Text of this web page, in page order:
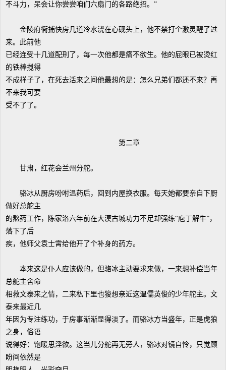
不斗力，呆会让你尝尝咱们六扇门的各路绝招。”
金陵府衙捕快房几道冷水浇在心砚头上，他不禁打个激灵醒了过
来。此前他
已经连受十几道配刑了，每一次他都是痛不欲生。他的屁眼已被烫红
的铁棒搅得
不成样子了，在死去活来之间他最想的是：怎么兄弟们都还不来？再
不来我可要
受不了了。
第二章
甘肃，红花会兰州分舵。
骆冰从厨房吩咐温药后，回到内屋换衣服。每天她都要亲自下厨
做好总舵主
的熬药工作，陈家洛六年前在大漠古城功力不足却强练“庖丁解牛”，
落下了后
疾，他师父袁士霄给他开了个补身的药方。
本来这是仆人应该做的，但骆冰主动要求来做，一来想补偿当年
总舵主舍命
相救文泰来之情，二来私下里也狻想亲近这温儒英俊的少年舵主。文
泰来最近几
年因为专注练功，于房事渐渐显得淡了。而骆冰方当盛年，正是虎狼
之身，俗语
说得好：饱暖思淫欲。这当儿分舵再无旁人，骆冰对镜自怜，只觉顾
盼间依然是